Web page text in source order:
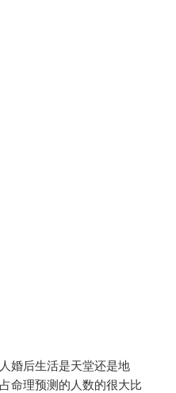
婚后生活是天堂还是地
命理预测的人数的很大比